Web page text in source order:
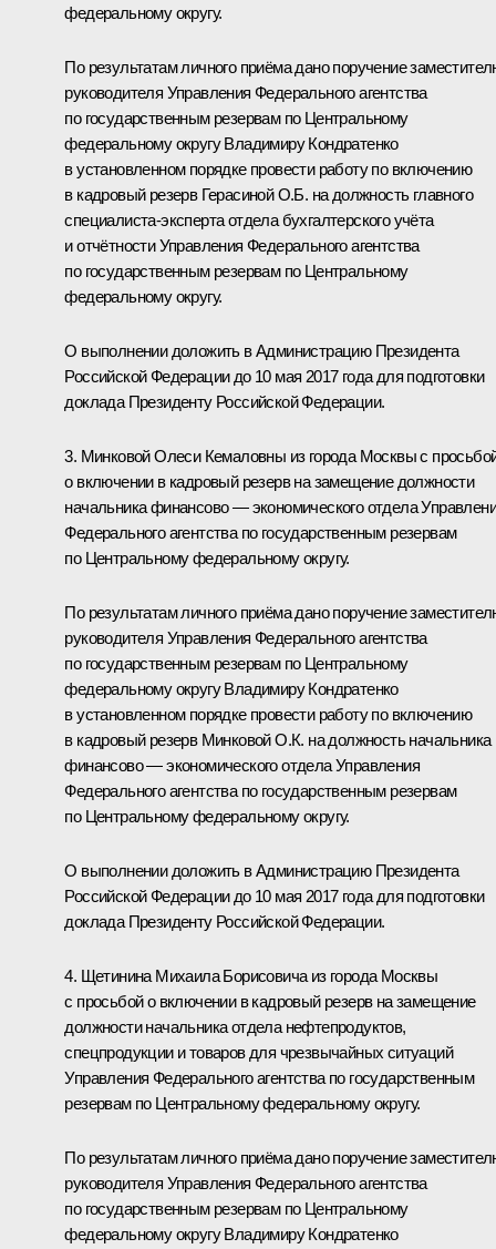
федеральному округу.
По результатам личного приёма дано поручение
руководителя Управления Федерального агентства
по государственным резервам по Центральному
федеральному округу Владимиру Кондратенко
в установленном порядке провести работу по включению
в кадровый резерв Герасиной О.Б. на должность главного
специалиста-эксперта отдела бухгалтерского учёта
и отчётности Управления Федерального агентства
по государственным резервам по Центральному
федеральному округу.
О выполнении доложить в Администрацию Президента
Российской Федерации до 10 мая 2017 года для подготовки
доклада Президенту Российской Федерации.
3. Минковой Олеси Кемаловны из города Москвы с
о включении в кадровый резерв на замещение должности
начальника финансово — экономического отдела
Федерального агентства по государственным резервам
по Центральному федеральному округу.
По результатам личного приёма дано поручение
руководителя Управления Федерального агентства
по государственным резервам по Центральному
федеральному округу Владимиру Кондратенко
в установленном порядке провести работу по включению
в кадровый резерв Минковой О.К. на должность начальника
финансово — экономического отдела Управления
Федерального агентства по государственным резервам
по Центральному федеральному округу.
О выполнении доложить в Администрацию Президента
Российской Федерации до 10 мая 2017 года для подготовки
доклада Президенту Российской Федерации.
4. Щетинина Михаила Борисовича из города Москвы
с просьбой о включении в кадровый резерв на замещение
должности начальника отдела нефтепродуктов,
спецпродукции и товаров для чрезвычайных ситуаций
Управления Федерального агентства по государственным
резервам по Центральному федеральному округу.
По результатам личного приёма дано поручение
руководителя Управления Федерального агентства
по государственным резервам по Центральному
федеральному округу Владимиру Кондратенко